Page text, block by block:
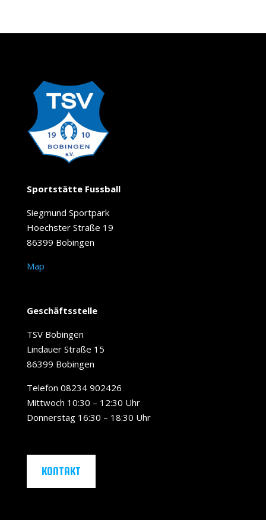
Sportstätte Fussball
Siegmund Sportpark
Hoechster Straße 19
86399 Bobingen
Map
Geschäftsstelle
TSV Bobingen
Lindauer Straße 15
86399 Bobingen
Telefon 08234 902426
Mittwoch 10:30 – 12:30 Uhr
Donnerstag 16:30 – 18:30 Uhr
KONTAKT